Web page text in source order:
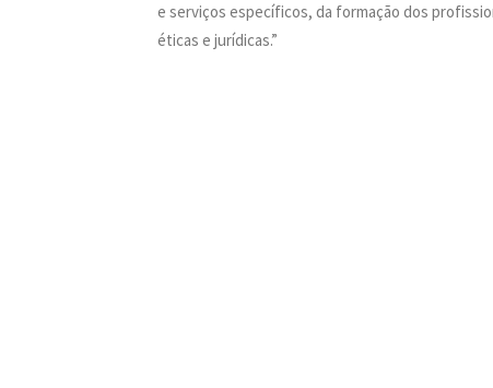
e serviços específicos, da formação dos
éticas e jurídicas.”